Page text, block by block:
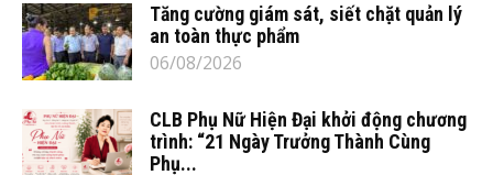
Tăng cường giám sát, siết chặt quản lý
an toàn thực phẩm
06/08/2026
CLB Phụ Nữ Hiện Đại khởi động chương
trình: “21 Ngày Trưởng Thành Cùng
Phụ...